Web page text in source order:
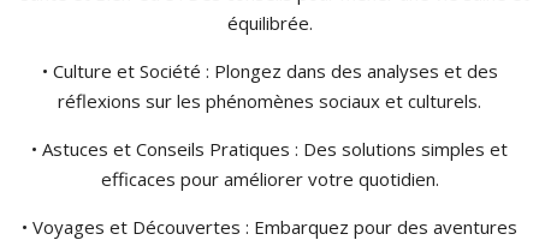
équilibrée.
• Culture et Société : Plongez dans des analyses et des
réflexions sur les phénomènes sociaux et culturels.
• Astuces et Conseils Pratiques : Des solutions simples et
efficaces pour améliorer votre quotidien.
• Voyages et Découvertes : Embarquez pour des aventures